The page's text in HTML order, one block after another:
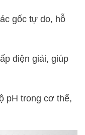
gốc tự do, hỗ
điện giải, giúp
pH trong cơ thể,